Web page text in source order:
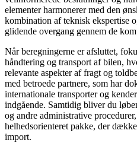
elementer harmonerer med den
kombination af teknisk ekspertise
glidende overgang gennem de
Når beregningerne er afsluttet,
håndtering og transport af bilen,
relevante aspekter af fragt og
med betroede partnere, som har
internationale transporter og
indgående. Samtidig bliver du
og andre administrative
helhedsorienteret pakke, der
import.